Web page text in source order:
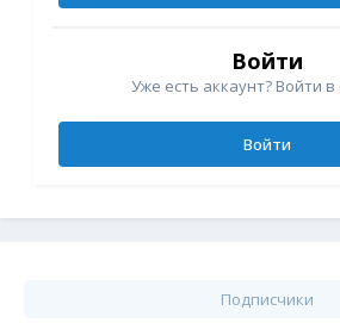
Войти
Уже есть аккаунт? Войти в
Войти
Подписчики